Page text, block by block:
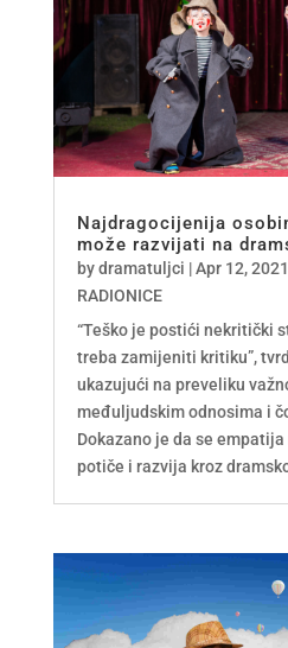
Najdragocijenija
može razvijati na
bydramatuljci |Apr 12, 2021
RADIONICE
“Teško je postići nekritički
treba zamijeniti kritiku”,
ukazujući na preveliku
međuljudskim odnosima i
Dokazano je da se
potiče i razvija kroz